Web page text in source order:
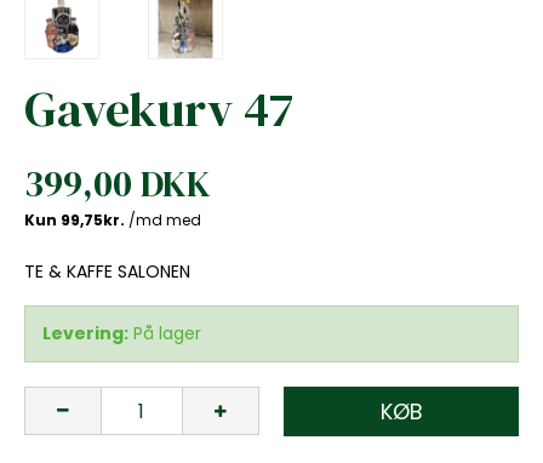
Gavekurv 47
399,00 DKK
TE & KAFFE SALONEN
Levering: På lager
KØB